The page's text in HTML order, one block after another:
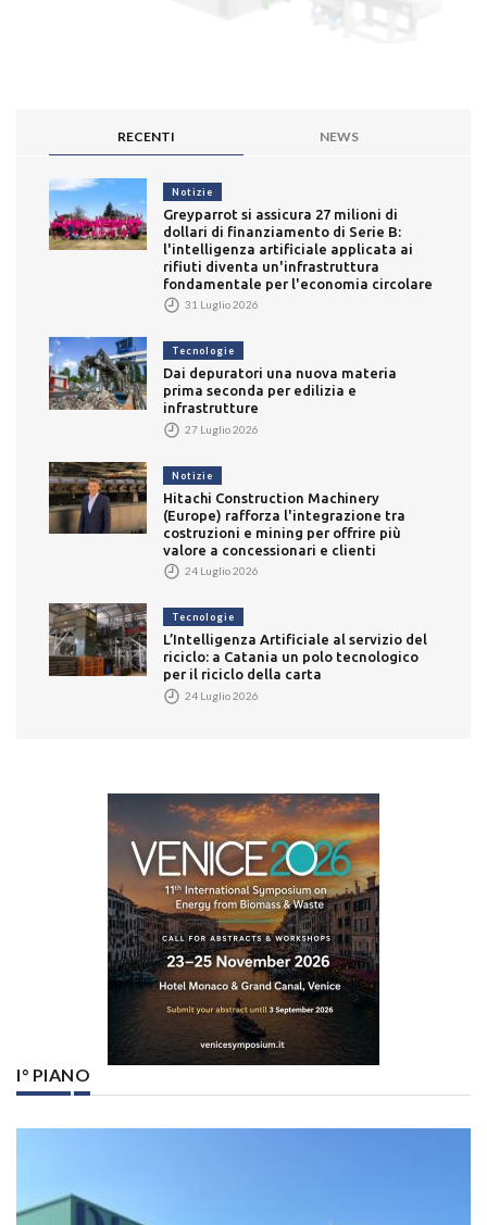
RECENTI NEWS
Notizie
Greyparrot si assicura 27 milioni di
dollari di finanziamento di Serie B:
l'intelligenza artificiale applicata ai
rifiuti diventa un'infrastruttura
fondamentale per l'economia circolare
31 Luglio 2026
Tecnologie
Dai depuratori una nuova materia
prima seconda per edilizia e
infrastrutture
27 Luglio 2026
Notizie
Hitachi Construction Machinery
(Europe) rafforza l'integrazione tra
costruzioni e mining per offrire più
valore a concessionari e clienti
24 Luglio 2026
Tecnologie
L’Intelligenza Artificiale al servizio del
riciclo: a Catania un polo tecnologico
per il riciclo della carta
24 Luglio 2026
I° PIANO